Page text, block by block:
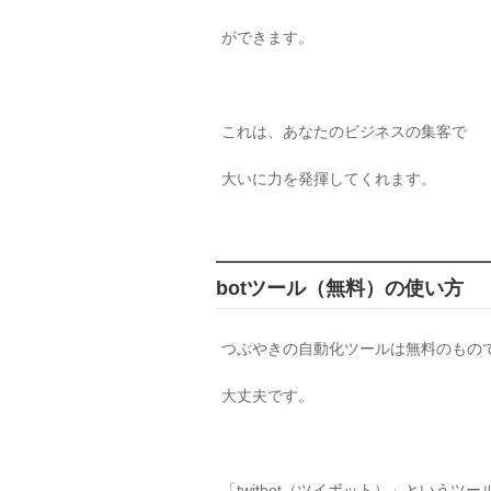
ができます。
これは、あなたのビジネスの集客で
大いに力を発揮してくれます。
botツール（無料）の使い方
つぶやきの自動化ツールは無料のもの
大丈夫です。